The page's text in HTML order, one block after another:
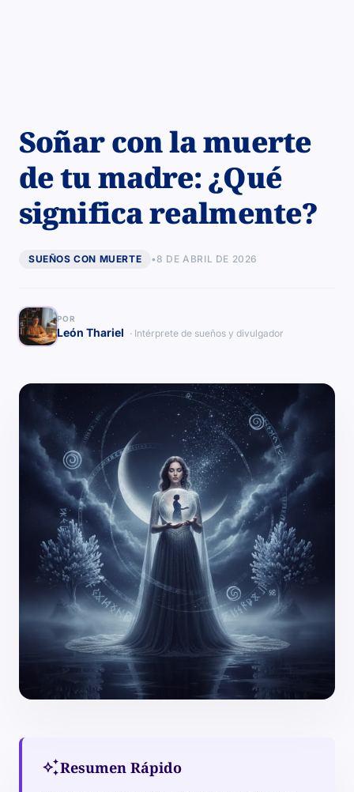
Soñar con la muerte
de tu madre: ¿Qué
significa realmente?
SUEÑOS CON MUERTE •8 DE ABRIL DE 2026
POR
León Thariel · Intérprete de sueños y divulgador
auto_awesomeResumen Rápido